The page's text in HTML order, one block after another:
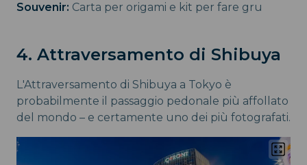
Souvenir: Carta per origami e kit per fare gru
4. Attraversamento di Shibuya
L'Attraversamento di Shibuya a Tokyo è
probabilmente il passaggio pedonale più affollato
del mondo – e certamente uno dei più fotografati.